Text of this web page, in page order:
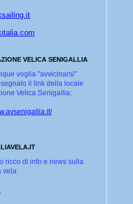
VELICA SENIGALLIA
voglia "avvicinarsi"
il link della locale
Velica Senigallia:
ricco di info e news sulla
vela: